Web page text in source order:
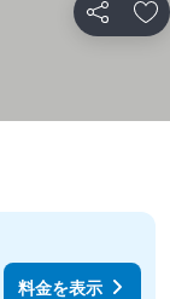
シェア お
料金を表示